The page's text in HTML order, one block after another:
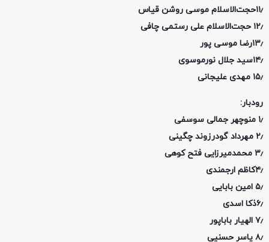
۱۱٫حجت‌الاسلام موسی روشن قیاس
۱۲٫ حجت‌الاسلام علی رستمی چافی
۱۳٫رضا موسی پور
۱۴٫سید جلال نورموسوی
۱۵٫ مهدی علیجانی
رودبار:
۱٫ منوچهر جمالی سوسفی
۲٫ مهرداد گودرزوند چگینی
۳٫ محمدمیرزایی فتح کوهی
۴٫کاظم ارجمندی
۵٫ امین بابایی
۶٫ذکا اسدی
۷٫ الهیار باباپور
۸٫ یاسر حسنیی